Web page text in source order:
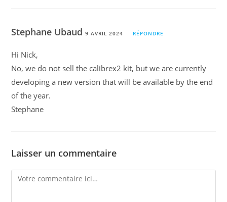
Stephane Ubaud9 AVRIL 2024 RÉPONDRE
Hi Nick,
No, we do not sell the calibrex2 kit, but we are currently
developing a new version that will be available by the end
of the year.
Stephane
Laisser un commentaire